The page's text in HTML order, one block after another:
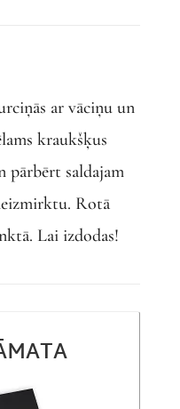
ar vāciņu un
kraukšķus
pārbērt saldajam
Rotā
Lai izdodas!